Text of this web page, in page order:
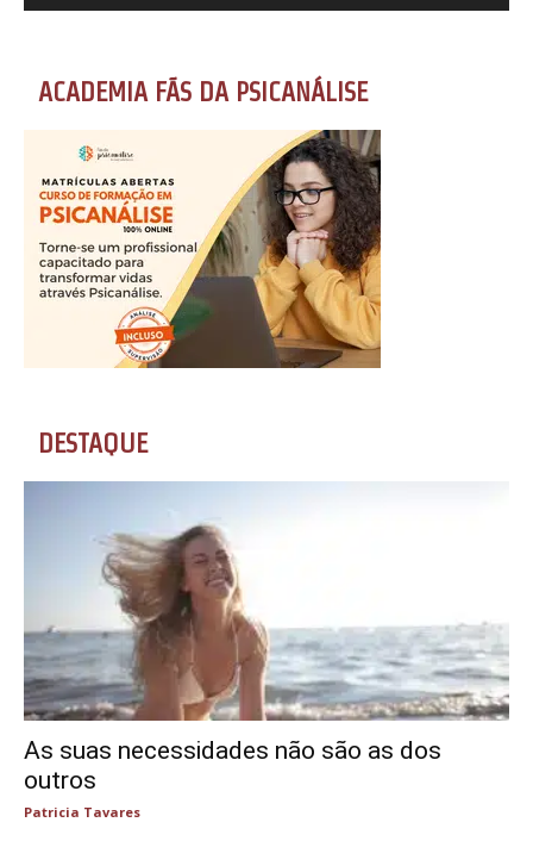
ACADEMIA FÃS DA PSICANÁLISE
DESTAQUE
As suas necessidades não são as dos
outros
Patricia Tavares